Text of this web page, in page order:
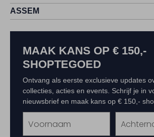
ASSEM
MAAK KANS OP € 150,-
SHOPTEGOED
Ontvang als eerste exclusieve updates
collecties, acties en events. Schrijf je in
nieuwsbrief en maak kans op € 150,-